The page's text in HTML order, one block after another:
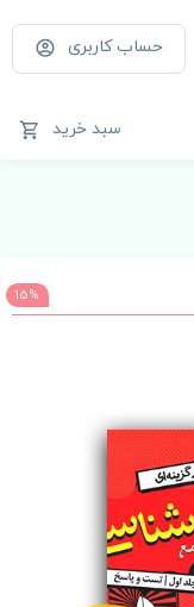
حساب کاربری
سبد خرید
15%